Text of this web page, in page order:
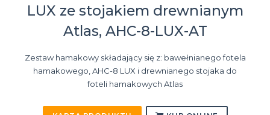
LUX ze stojakiem drewnianym
Atlas, AHC-8-LUX-AT
Zestaw hamakowy składający się z: bawełnianego fotela
hamakowego, AHC-8 LUX i drewnianego stojaka do
foteli hamakowych Atlas